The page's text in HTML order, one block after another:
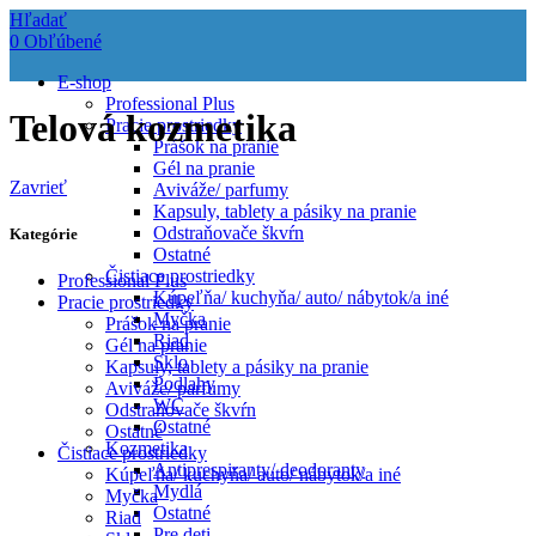
Hľadať
0 Obľúbené
E-shop
Professional Plus
Pracie prostriedky
Prášok na pranie
Gél na pranie
Aviváže/ parfumy
Kapsuly, tablety a pásiky na pranie
Odstraňovače škvŕn
Ostatné
Čistiace prostriedky
Kúpeľňa/ kuchyňa/ auto/ nábytok/a iné
Myčka
Riad
Sklo
Podlahy
WC
Ostatné
Kozmetika
Antiprespiranty/ deodoranty
Mydlá
Ostatné
Telová kozmetika
Zavrieť
Kategórie
Professional Plus
Pracie prostriedky
Prášok na pranie
Gél na pranie
Kapsuly, tablety a pásiky na pranie
Aviváže/ parfumy
Odstraňovače škvŕn
Ostatné
Čistiace prostriedky
Kúpeľňa/ kuchyňa/ auto/ nábytok/a iné
Myčka
Riad